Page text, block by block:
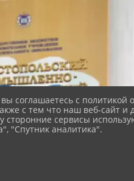
соглашаетесь с политикой
с тем что наш веб-сайт и
сторонние сервисы
"Спутник аналитика".